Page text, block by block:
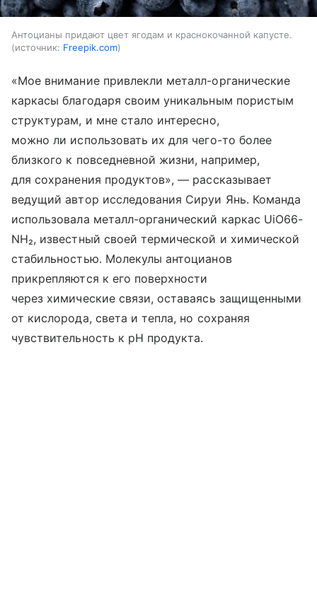
Антоцианы придают цвет ягодам и краснокочанной капусте.
источник: Freepik.com
«Мое внимание привлекли металл-органические
каркасы благодаря своим уникальным пористым
структурам, и мне стало интересно,
можно ли использовать их для чего-то более
близкого к повседневной жизни, например,
для сохранения продуктов», — рассказывает
ведущий автор исследования Сируи Янь. Команда
использовала металл-органический каркас UiO66-
NH₂, известный своей термической и химической
стабильностью. Молекулы антоцианов
прикрепляются к его поверхности
через химические связи, оставаясь защищенными
от кислорода, света и тепла, но сохраняя
чувствительность к pH продукта.